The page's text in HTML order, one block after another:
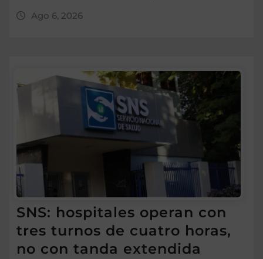
Ago 6, 2026
SNS: hospitales operan con
tres turnos de cuatro horas,
no con tanda extendida